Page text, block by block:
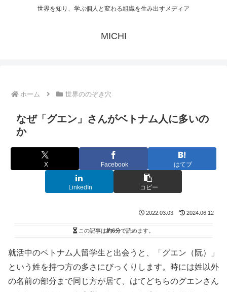
世界を知り、学ぶ個人と変わる組織を生み出すメディア
MICHI
ホーム 世界ののぞき穴
なぜ「グエン」さんがベトナム人に多いの
か
X Facebook はてブ
LinkedIn コピー
2022.03.03 2024.06.12
この記事は約6分で読めます。
就活中のベトナム人留学生と出会うと、「グエン（阮）」
という姓を持つ方の多さにびっくりします。時には姓以外
の名前の部分まで同じ方が居て、はてどちらのグエンさん